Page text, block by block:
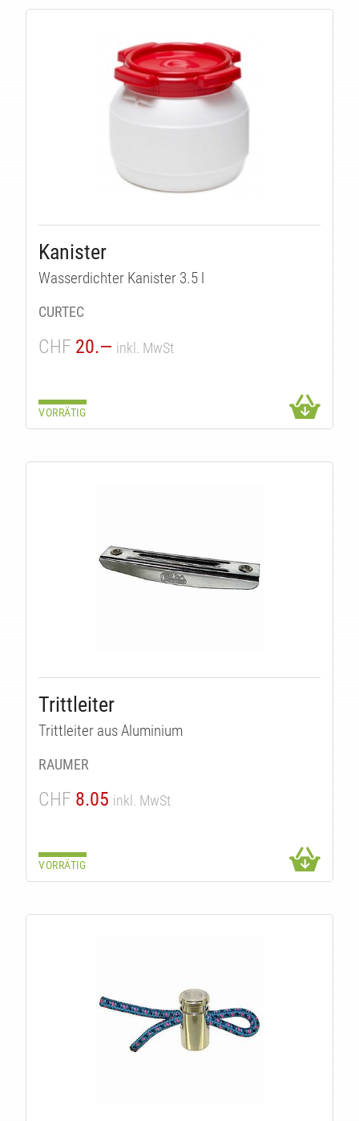
Kanister
Wasserdichter Kanister 3.5 l
CURTEC
CHF 20.— inkl. MwSt
VORRÄTIG
Trittleiter
Trittleiter aus Aluminium
RAUMER
CHF 8.05 inkl. MwSt
VORRÄTIG